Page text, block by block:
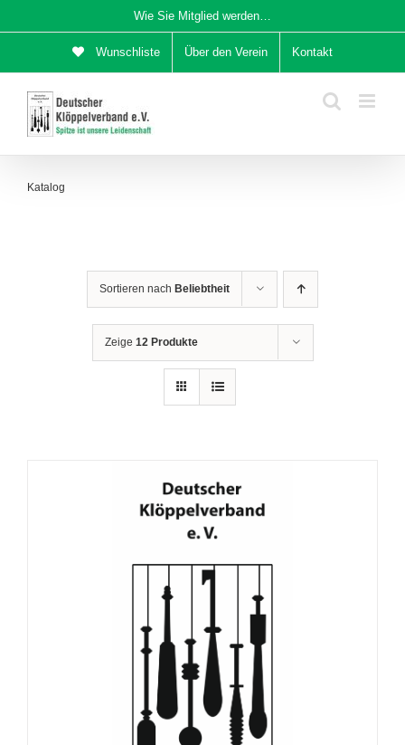
Inhalt
Wie Sie Mitglied werden…
Wunschliste Über den Verein Kontakt
Katalog
Sortieren nach Beliebtheit
Zeige 12 Produkte